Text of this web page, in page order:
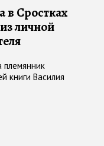
Сростках
личной
книги Василия